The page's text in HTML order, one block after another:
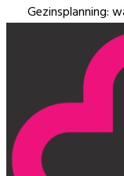
Gezinsplanning: